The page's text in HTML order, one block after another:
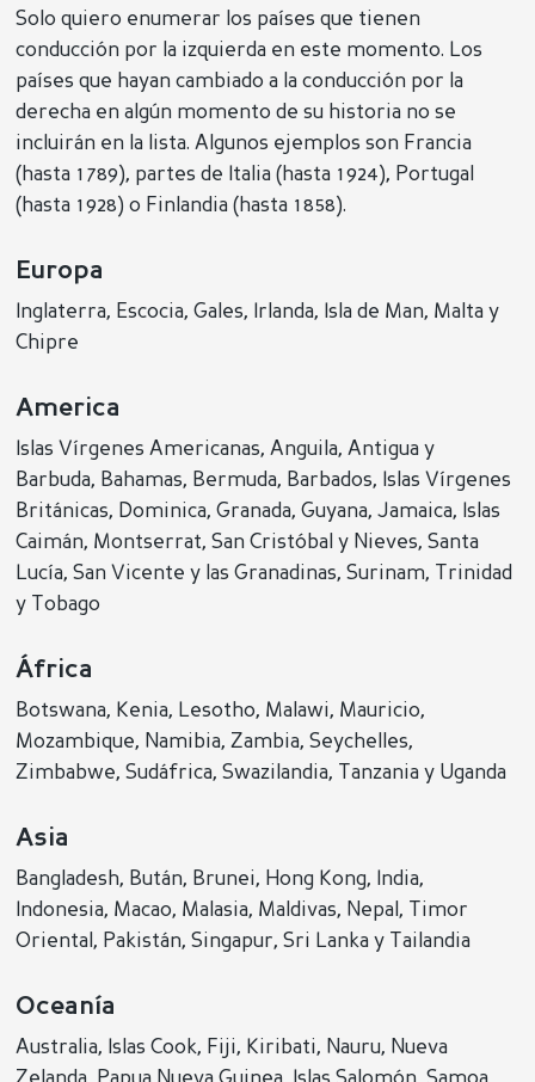
Solo quiero enumerar los países que tienen
conducción por la izquierda en este momento. Los
países que hayan cambiado a la conducción por la
derecha en algún momento de su historia no se
incluirán en la lista. Algunos ejemplos son Francia
(hasta 1789), partes de Italia (hasta 1924), Portugal
(hasta 1928) o Finlandia (hasta 1858).
Europa
Inglaterra, Escocia, Gales, Irlanda, Isla de Man, Malta y
Chipre
America
Islas Vírgenes Americanas, Anguila, Antigua y
Barbuda, Bahamas, Bermuda, Barbados, Islas Vírgenes
Británicas, Dominica, Granada, Guyana, Jamaica, Islas
Caimán, Montserrat, San Cristóbal y Nieves, Santa
Lucía, San Vicente y las Granadinas, Surinam, Trinidad
y Tobago
África
Botswana, Kenia, Lesotho, Malawi, Mauricio,
Mozambique, Namibia, Zambia, Seychelles,
Zimbabwe, Sudáfrica, Swazilandia, Tanzania y Uganda
Asia
Bangladesh, Bután, Brunei, Hong Kong, India,
Indonesia, Macao, Malasia, Maldivas, Nepal, Timor
Oriental, Pakistán, Singapur, Sri Lanka y Tailandia
Oceanía
Australia, Islas Cook, Fiji, Kiribati, Nauru, Nueva